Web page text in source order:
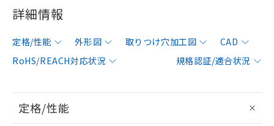
詳細情報
定格/性能 外形図 取りつけ穴加工図
CAD
RoHS/REACH対応状況
規格認証/適合状況
定格/性能